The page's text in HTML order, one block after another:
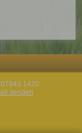
07943 1420
senden